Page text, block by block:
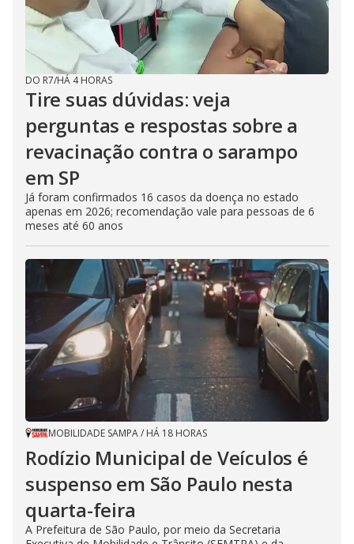
DO R7/HÁ 4 HORAS
Tire suas dúvidas: veja
perguntas e respostas sobre a
revacinação contra o sarampo
em SP
Já foram confirmados 16 casos da doença no estado
apenas em 2026; recomendação vale para pessoas de 6
meses até 60 anos
MOBILIDADE SAMPA/ HÁ 18 HORAS
Rodízio Municipal de Veículos é
suspenso em São Paulo nesta
quarta-feira
A Prefeitura de São Paulo, por meio da Secretaria